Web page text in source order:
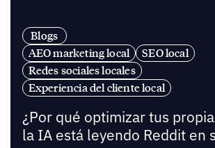
Blogs
AEO marketing local
SEO local
Redes sociales locales
Experiencia del cliente local
¿Por qué optimizar tus
la IA está leyendo Reddit en